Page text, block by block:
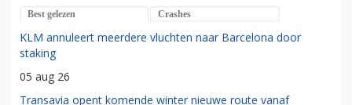
Best gelezen Crashes
KLM annuleert meerdere vluchten naar Barcelona door
staking
05 aug 26
Transavia opent komende winter nieuwe route vanaf